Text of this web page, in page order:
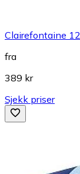
Clairefontaine
fra
389 kr
Sjekk priser